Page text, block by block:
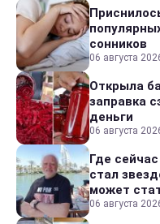
сонников
06 августа
Открыла
заправка
деньги
06 августа
Где
стал
может
06 августа